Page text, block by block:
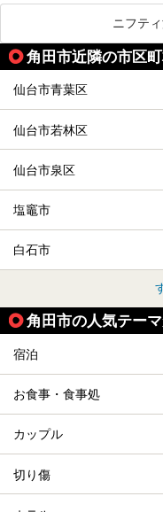
関西空港や吉
2年4月にオ
温泉の「藤
タリアン「グ
ファリーヌ」
と「ル ショ
琲」と話題
この「アクア
ニフテ
角田市近隣の市区
仙台市青葉区
仙台市若林区
仙台市泉区
塩竈市
白石市
角田市の人気テー
宿泊
お食事・食事処
カップル
切り傷